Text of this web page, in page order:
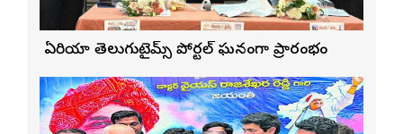
బే ఏరియా తెలుగుటైమ్స్ పోర్టల్ ఘనంగా ప్రారంభం